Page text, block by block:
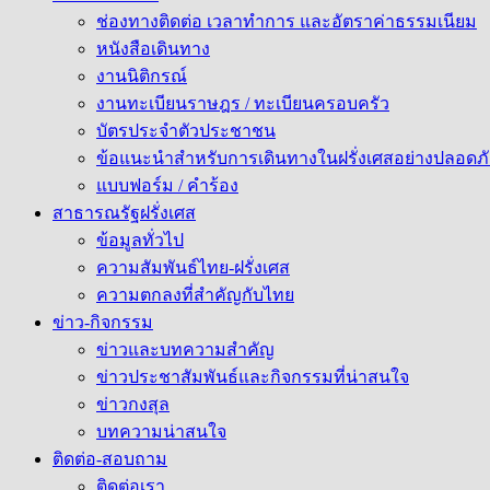
ช่องทางติดต่อ เวลาทำการ และอัตราค่าธรรมเนียม
หนังสือเดินทาง
งานนิติกรณ์
งานทะเบียนราษฎร / ทะเบียนครอบครัว
บัตรประจำตัวประชาชน
ข้อแนะนำสำหรับการเดินทางในฝรั่งเศสอย่างปลอด
แบบฟอร์ม / คำร้อง
สาธารณรัฐฝรั่งเศส
ข้อมูลทั่วไป
ความสัมพันธ์ไทย-ฝรั่งเศส
ความตกลงที่สำคัญกับไทย
ข่าว-กิจกรรม
ข่าวและบทความสำคัญ
ข่าวประชาสัมพันธ์และกิจกรรมที่น่าสนใจ
ข่าวกงสุล
บทความน่าสนใจ
ติดต่อ-สอบถาม
ติดต่อเรา